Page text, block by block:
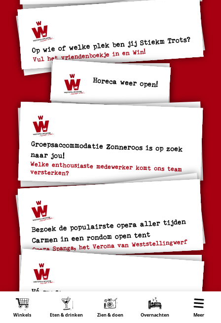
Winkels Eten & drinken Zien & doen Overnachten Wonen
Meer
Op wie of welke plek ben jij Stiekm Trots?
Vul het vriendenboekje in en Win!
Horeca weer open!
Groepsaccommodatie Zonneroos is op zoek
naar jou!
Welke enthousiaste medewerker komt ons team
versterken?
Bezoek de populairste opera aller tijden
Carmen in een rondom open tent
Opera Spanga, het Verona van Weststellingwerf
Hé grafisch vormgever! Durf jij buiten de lijntjes te kleuren?
En jij webdesigner, kun jij voor ons kleurrijk